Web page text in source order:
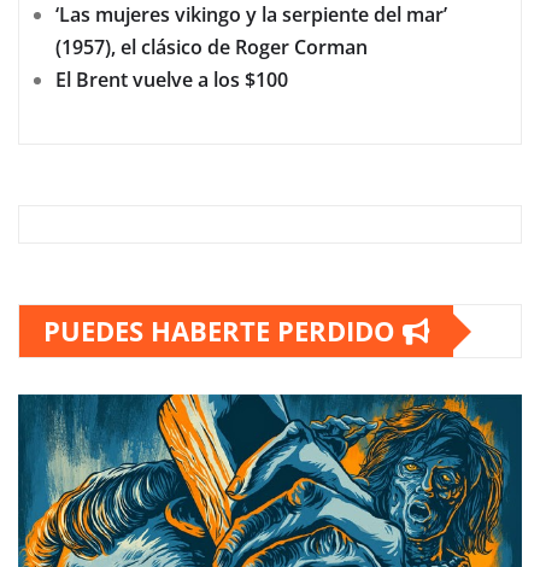
‘Las mujeres vikingo y la serpiente del mar’
(1957), el clásico de Roger Corman
El Brent vuelve a los $100
PUEDES HABERTE PERDIDO